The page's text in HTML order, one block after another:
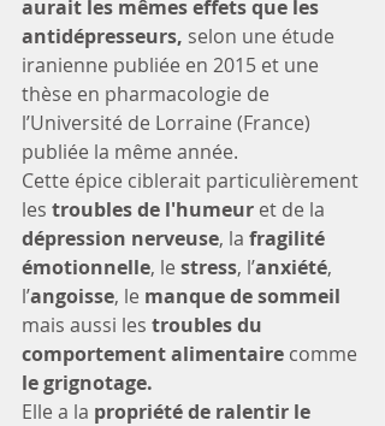
aurait les mêmes effets que les
antidépresseurs, selon une étude
iranienne publiée en 2015 et une
thèse en pharmacologie de
l’Université de Lorraine (France)
publiée la même année.
Cette épice ciblerait particulièrement
les troubles de l'humeur et de la
dépression nerveuse, la fragilité
émotionnelle, le stress, l’anxiété,
l’angoisse, le manque de sommeil
mais aussi les troubles du
comportement alimentaire comme
le grignotage.
Elle a la propriété de ralentir le